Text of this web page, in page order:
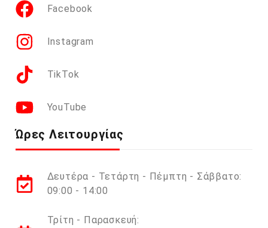
Facebook
Instagram
TikTok
YouTube
Ώρες Λειτουργίας
Δευτέρα - Τετάρτη - Πέμπτη - Σάββατο:
09:00 - 14:00
Τρίτη - Παρασκευή: